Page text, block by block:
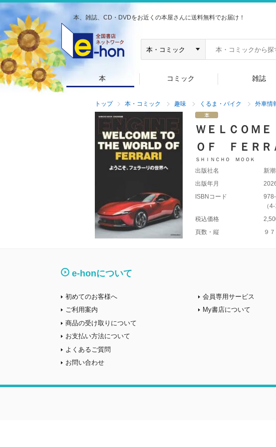
本、雑誌、CD・DVDをお近くの本屋さんに送料無料でお届け！
本 コミック 雑誌
トップ 本・コミック 趣味 くるま・バイク 外車情
ＷＥＬＣＯＭ
ＯＦ ＦＥＲＲ
ＳＨＩＮＣＨＯ ＭＯＯＫ
出版社名
新
出版年月
ISBNコード
（
税込価格
頁数・縦
９
e-honについて
初めてのお客様へ
ご利用案内
商品の受け取りについて
お支払い方法について
よくあるご質問
お問い合わせ
会員専用サービス
My書店について